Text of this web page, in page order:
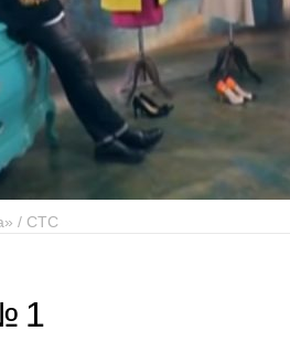
/ СТС
1